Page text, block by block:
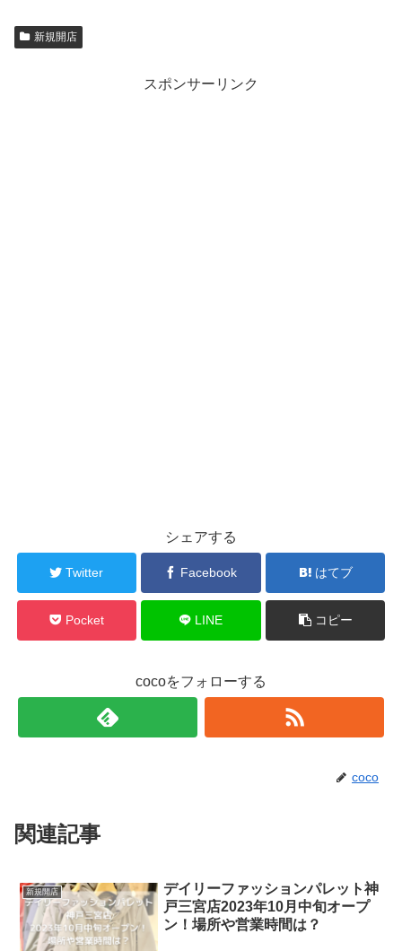
新規開店
スポンサーリンク
シェアする
Twitter Facebook はてブ
Pocket LINE コピー
cocoをフォローする
coco
関連記事
新規開店
デイリーファッションパレット神
戸三宮店2023年10月中旬オープ
ン！場所や営業時間は？